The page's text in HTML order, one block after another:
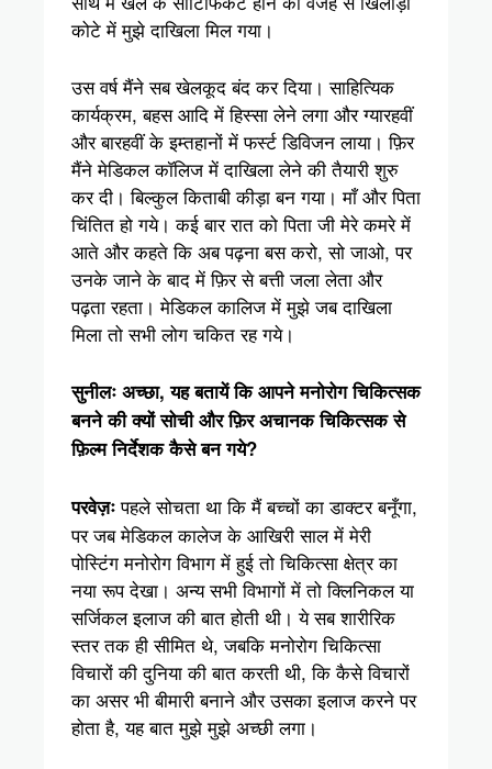
कोटे में मुझे दाखिला मिल गया।
उस वर्ष मैंने सब खेलकूद बंद कर दिया। साहित्यिक
कार्यक्रम, बहस आदि में हिस्सा लेने लगा और ग्यारहवीं
और बारहवीं के इम्तहानों में फर्स्ट डिविजन लाया। फ़िर
मैंने मेडिकल कॉलिज में दाखिला लेने की तैयारी शुरु
कर दी। बिल्कुल किताबी कीड़ा बन गया। माँ और पिता
चिंतित हो गये। कई बार रात को पिता जी मेरे कमरे में
आते और कहते कि अब पढ़ना बस करो, सो जाओ, पर
उनके जाने के बाद में फ़िर से बत्ती जला लेता और
पढ़ता रहता। मेडिकल कालिज में मुझे जब दाखिला
मिला तो सभी लोग चकित रह गये।
सुनीलः अच्छा, यह बतायें कि आपने मनोरोग चिकित्सक
बनने की क्यों सोची और फ़िर अचानक चिकित्सक से
फ़िल्म निर्देशक कैसे बन गये?
परवेज़ःपहले सोचता था कि मैं बच्चों का डाक्टर बनूँगा,
पर जब मेडिकल कालेज के आखिरी साल में मेरी
पोस्टिंग मनोरोग विभाग में हुई तो चिकित्सा क्षेत्र का
नया रूप देखा। अन्य सभी विभागों में तो क्लिनिकल या
सर्जिकल इलाज की बात होती थी। ये सब शारीरिक
स्तर तक ही सीमित थे, जबकि मनोरोग चिकित्सा
विचारों की दुनिया की बात करती थी, कि कैसे विचारों
का असर भी बीमारी बनाने और उसका इलाज करने पर
होता है, यह बात मुझे मुझे अच्छी लगा।